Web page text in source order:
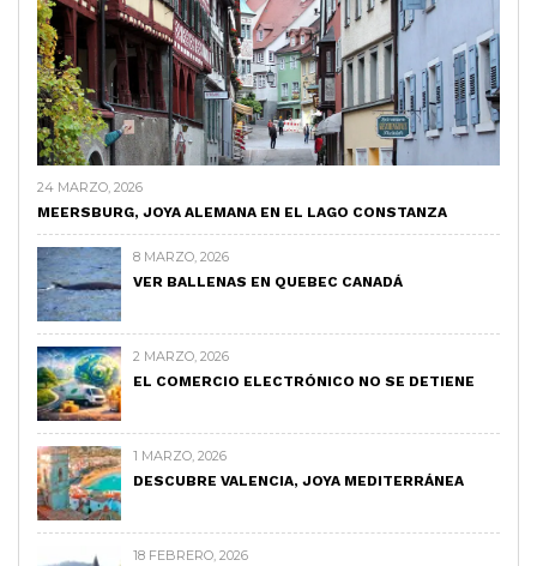
24 MARZO, 2026
MEERSBURG, JOYA ALEMANA EN EL LAGO CONSTANZA
8 MARZO, 2026
VER BALLENAS EN QUEBEC CANADÁ
2 MARZO, 2026
EL COMERCIO ELECTRÓNICO NO SE DETIENE
1 MARZO, 2026
DESCUBRE VALENCIA, JOYA MEDITERRÁNEA
18 FEBRERO, 2026